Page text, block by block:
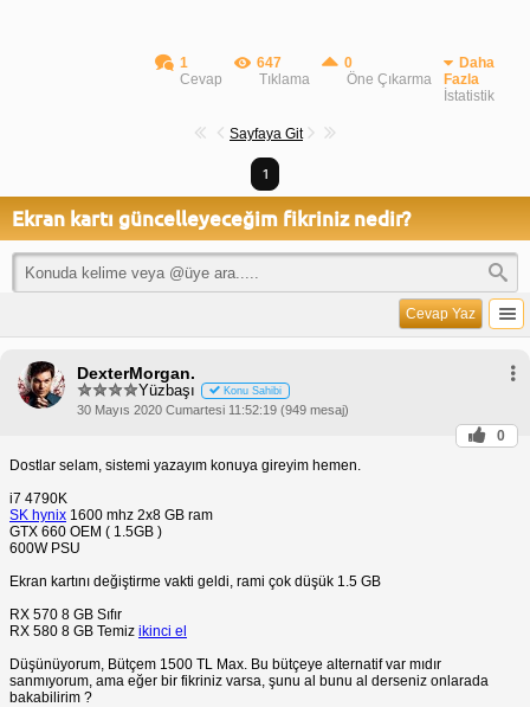
1
Cevap
647
Tıklama
0
Öne Çıkarma
Daha
Fazla
İstatistik
Sayfaya Git
1
Ekran kartı güncelleyeceğim fikriniz nedir?
Cevap Yaz
DexterMorgan.
Yüzbaşı Konu Sahibi
30 Mayıs 2020 Cumartesi 11:52:19 (949 mesaj)
0
Dostlar selam, sistemi yazayım konuya gireyim hemen.
i7 4790K
SK hynix 1600 mhz 2x8 GB ram
GTX 660 OEM ( 1.5GB )
600W PSU
Ekran kartını değiştirme vakti geldi, rami çok düşük 1.5 GB
RX 570 8 GB Sıfır
RX 580 8 GB Temiz ikinci el
Düşünüyorum, Bütçem 1500 TL Max. Bu bütçeye alternatif var mıdır
sanmıyorum, ama eğer bir fikriniz varsa, şunu al bunu al derseniz onlarada
bakabilirim ?